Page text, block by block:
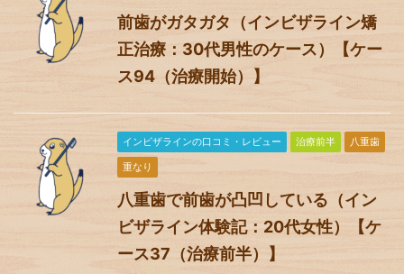
前歯がガタガタ（インビザライン矯
正治療：30代男性のケース）【ケー
ス94（治療開始）】
インビザラインの口コミ・レビュー 治療前半
八重歯
重なり
八重歯で前歯が凸凹している（イン
ビザライン体験記：20代女性）【ケ
ース37（治療前半）】